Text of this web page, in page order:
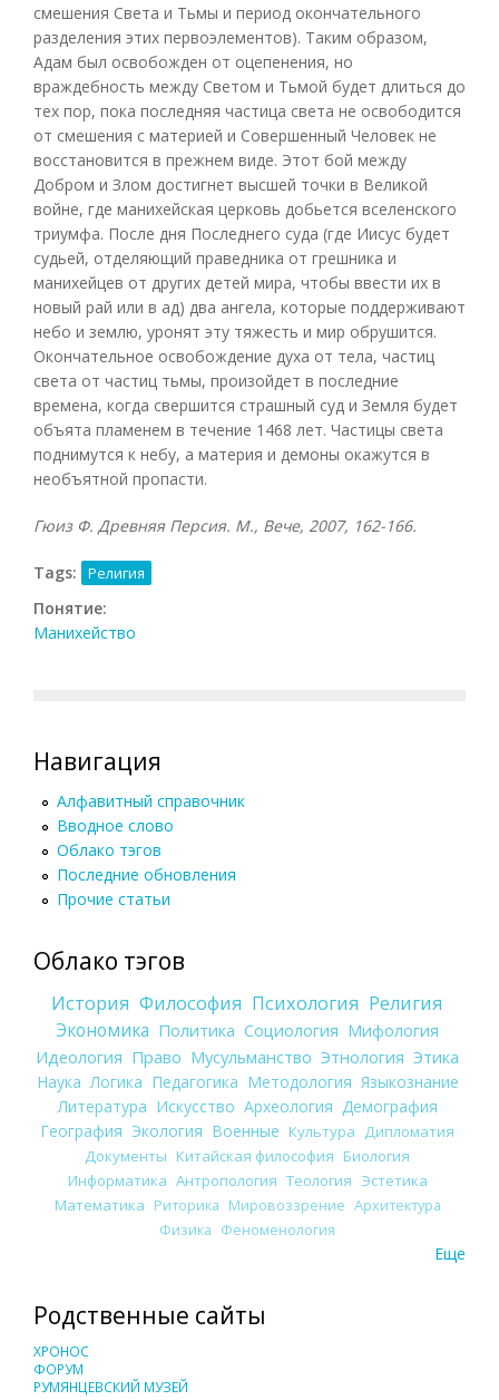
смешения Света и Тьмы и период окончательного
разделения этих первоэлементов). Таким образом,
Адам был освобожден от оцепенения, но
враждебность между Светом и Тьмой будет длиться до
тех пор, пока последняя частица света не освободится
от смешения с материей и Совершенный Человек не
восстановится в прежнем виде. Этот бой между
Добром и Злом достигнет высшей точки в Великой
войне, где манихейская церковь добьется вселенского
триумфа. После дня Последнего суда (где Иисус будет
судьей, отделяющий праведника от грешника и
манихейцев от других детей мира, чтобы ввести их в
новый рай или в ад) два ангела, которые поддерживают
небо и землю, уронят эту тяжесть и мир обрушится.
Окончательное освобождение духа от тела, частиц
света от частиц тьмы, произойдет в последние
времена, когда свершится страшный суд и Земля будет
объята пламенем в течение 1468 лет. Частицы света
поднимутся к небу, а материя и демоны окажутся в
необъятной пропасти.
Гюиз Ф. Древняя Персия. М., Вече, 2007, 162-166.
Tags: Религия
Понятие:
Манихейство
Навигация
Алфавитный справочник
Вводное слово
Облако тэгов
Последние обновления
Прочие статьи
Облако тэгов
История Философия Психология Религия
Экономика Политика Социология Мифология
Идеология Право Мусульманство Этнология Этика
Наука Логика Педагогика Методология Языкознание
Литература Искусство Археология Демография
География Экология Военные Культура
Дипломатия
Документы Китайская философия Биология
Информатика Антропология Теология Эстетика
Математика Риторика Мировоззрение Архитектура
Физика Феноменология
Еще
Родственные сайты
ХРОНОС
ФОРУМ
РУМЯНЦЕВСКИЙ МУЗЕЙ